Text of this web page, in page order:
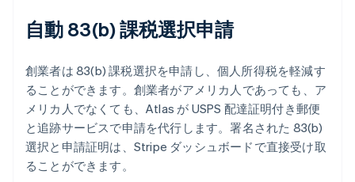
自動 83(b) 課税選択申請
創業者は 83(b) 課税選択を申請し、個人所得税を軽減す
ることができます。創業者がアメリカ人であっても、ア
メリカ人でなくても、Atlas が USPS 配達証明付き郵便
と追跡サービスで申請を代行します。署名された 83(b)
選択と申請証明は、Stripe ダッシュボードで直接受け取
ることができます。